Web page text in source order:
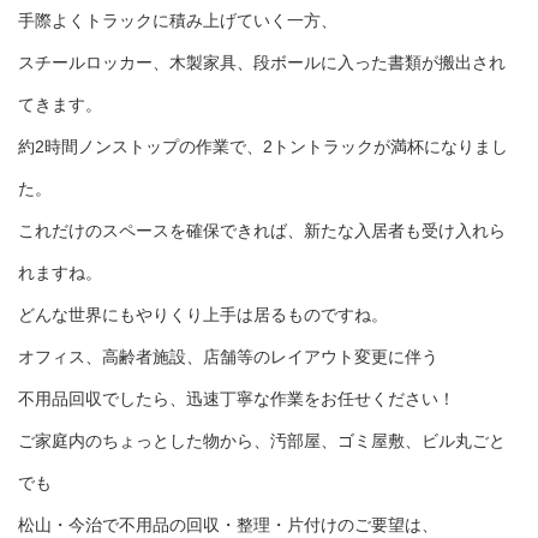
手際よくトラックに積み上げていく一方、
スチールロッカー、木製家具、段ボールに入った書類が搬出され
てきます。
約2時間ノンストップの作業で、2トントラックが満杯になりまし
た。
これだけのスペースを確保できれば、新たな入居者も受け入れら
れますね。
どんな世界にもやりくり上手は居るものですね。
オフィス、高齢者施設、店舗等のレイアウト変更に伴う
不用品回収でしたら、迅速丁寧な作業をお任せください！
ご家庭内のちょっとした物から、汚部屋、ゴミ屋敷、ビル丸ごと
でも
松山・今治で不用品の回収・整理・片付けのご要望は、